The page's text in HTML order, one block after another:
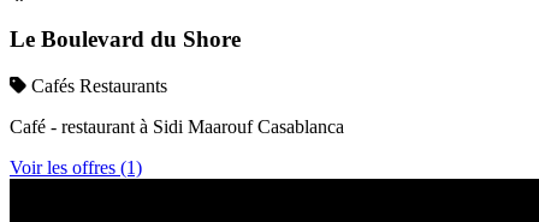
Le Boulevard du Shore
Cafés Restaurants
Café - restaurant à Sidi Maarouf Casablanca
Voir les offres (1)